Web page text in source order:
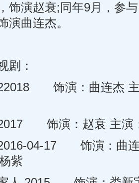
饰演赵衰;同年9月，参
演曲连杰。
：
饰演：曲连杰 主
饰演：赵衰 主演：
04-17 饰演：曲连
紫